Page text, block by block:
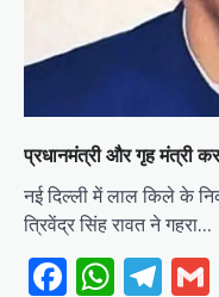
प्रधानमंत्री और गृह मंत्री
नई दिल्ली में लाल किले के
त्रिवेंद्र सिंह रावत ने गहरा…
Facebook